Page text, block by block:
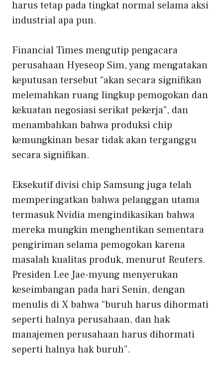
harus tetap pada tingkat normal selama aksi
industrial apa pun.
Financial Times mengutip pengacara
perusahaan Hyeseop Sim, yang mengatakan
keputusan tersebut “akan secara signifikan
melemahkan ruang lingkup pemogokan dan
kekuatan negosiasi serikat pekerja”, dan
menambahkan bahwa produksi chip
kemungkinan besar tidak akan terganggu
secara signifikan.
Eksekutif divisi chip Samsung juga telah
memperingatkan bahwa pelanggan utama
termasuk Nvidia mengindikasikan bahwa
mereka mungkin menghentikan sementara
pengiriman selama pemogokan karena
masalah kualitas produk, menurut Reuters.
Presiden Lee Jae-myung menyerukan
keseimbangan pada hari Senin, dengan
menulis di X bahwa “buruh harus dihormati
seperti halnya perusahaan, dan hak
manajemen perusahaan harus dihormati
seperti halnya hak buruh”.